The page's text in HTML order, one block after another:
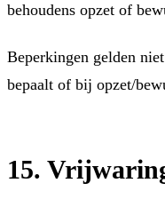
behoudens opzet of
Beperkingen gelden
bepaalt of bij opzet/
15.